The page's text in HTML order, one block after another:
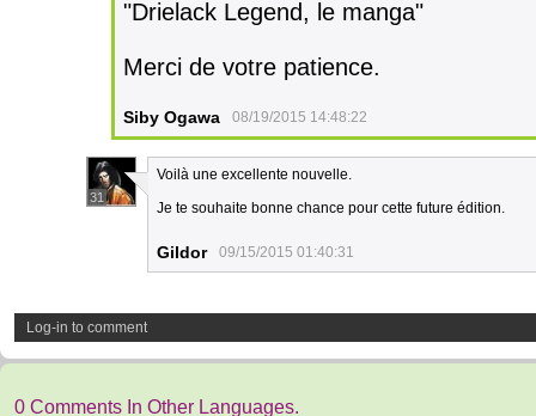
"Drielack Legend, le manga"
Merci de votre patience.
Siby Ogawa 08/19/2015 14:48:22
31
Voilà une excellente nouvelle.
Je te souhaite bonne chance pour cette future édition.
Gildor 09/15/2015 01:40:31
Log-in to comment
0 Comments In Other Languages.